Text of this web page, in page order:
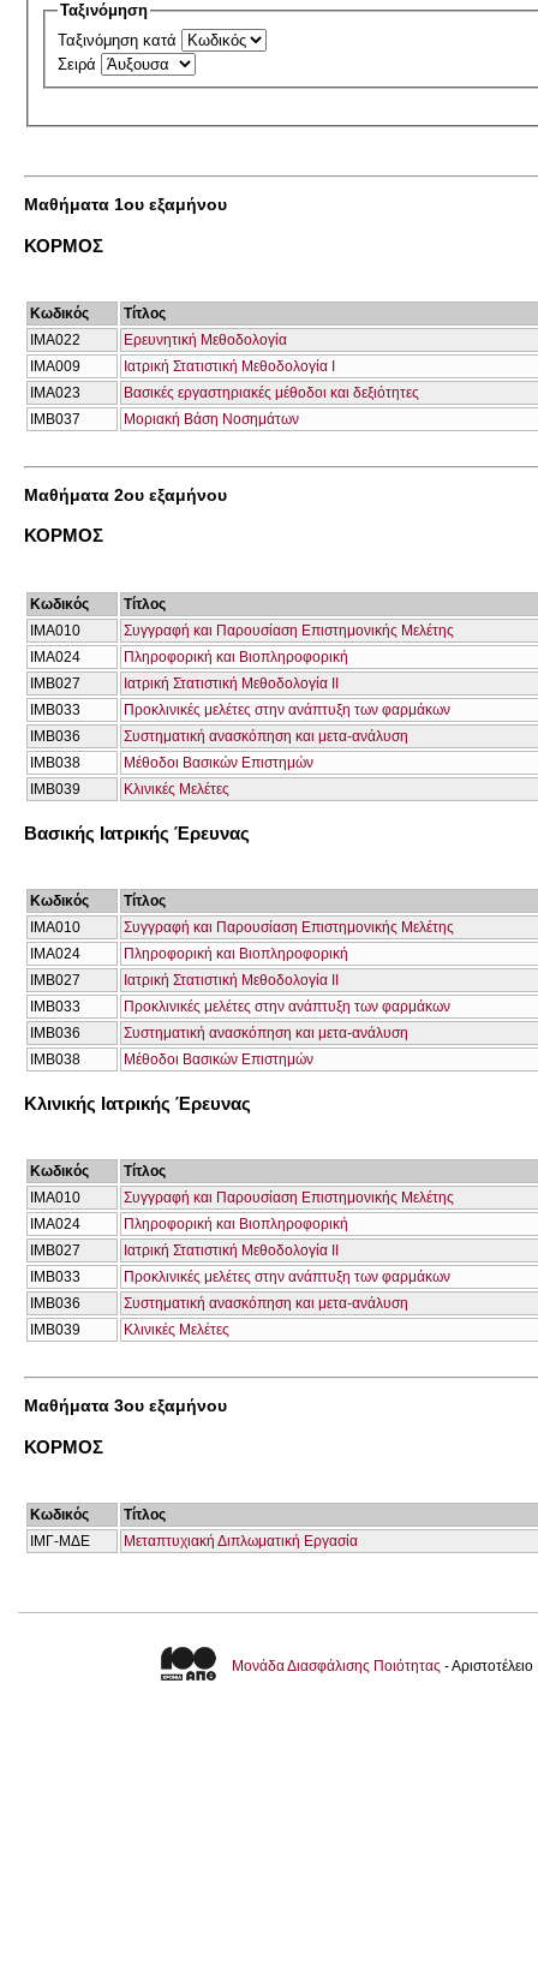
Ταξινόμηση
Ταξινόμηση κατά
Σειρά
Μαθήματα 1ου εξαμήνου
ΚΟΡΜΟΣ
Κωδικός
Τίτλος
IMA022
Ερευνητική Mεθοδολογία
ΙΜΑ009
Ιατρική Στατιστική Μεθοδολογία Ι
ΙΜΑ023
Βασικές εργαστηριακές μέθοδοι και δεξιότητες
ΙΜΒ037
Μοριακή Βάση Νοσημάτων
Μαθήματα 2ου εξαμήνου
ΚΟΡΜΟΣ
Κωδικός
Τίτλος
ΙΜΑ010
Συγγραφή και Παρουσίαση Επιστημονικής Μελέτης
ΙΜΑ024
Πληροφορική και Βιοπληροφορική
ΙΜΒ027
Ιατρική Στατιστική Μεθοδολογία ΙΙ
ΙΜΒ033
Προκλινικές μελέτες στην ανάπτυξη των φαρμάκων
ΙΜΒ036
Συστηματική ανασκόπηση και μετα-ανάλυση
ΙΜΒ038
Μέθοδοι Βασικών Επιστημών
ΙΜΒ039
Κλινικές Μελέτες
Βασικής Ιατρικής Έρευνας
Κωδικός
Τίτλος
ΙΜΑ010
Συγγραφή και Παρουσίαση Επιστημονικής Μελέτης
ΙΜΑ024
Πληροφορική και Βιοπληροφορική
ΙΜΒ027
Ιατρική Στατιστική Μεθοδολογία ΙΙ
ΙΜΒ033
Προκλινικές μελέτες στην ανάπτυξη των φαρμάκων
ΙΜΒ036
Συστηματική ανασκόπηση και μετα-ανάλυση
ΙΜΒ038
Μέθοδοι Βασικών Επιστημών
Κλινικής Ιατρικής Έρευνας
Κωδικός
Τίτλος
ΙΜΑ010
Συγγραφή και Παρουσίαση Επιστημονικής Μελέτης
ΙΜΑ024
Πληροφορική και Βιοπληροφορική
ΙΜΒ027
Ιατρική Στατιστική Μεθοδολογία ΙΙ
ΙΜΒ033
Προκλινικές μελέτες στην ανάπτυξη των φαρμάκων
ΙΜΒ036
Συστηματική ανασκόπηση και μετα-ανάλυση
ΙΜΒ039
Κλινικές Μελέτες
Μαθήματα 3ου εξαμήνου
ΚΟΡΜΟΣ
Κωδικός
Τίτλος
ΙΜΓ-ΜΔΕ
Μεταπτυχιακή Διπλωματική Εργασία
Μονάδα Διασφάλισης Ποιότητας -